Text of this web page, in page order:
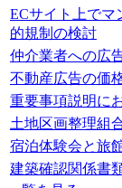
ECサイト上でマ
的規制の検討
仲介業者への広
不動産広告の価
重要事項説明に
土地区画整理組
宿泊体験会と旅
建築確認関係書